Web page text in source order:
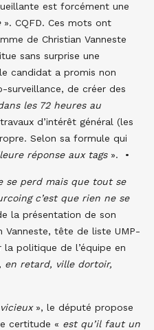
est forcément une
». CQFD. Ces mots ont
de Christian Vanneste
sans surprise une
candidat a promis non
surveillance, de créer des
les 72 heures au
d’intérêt général (les
Selon sa formule qui
réponse aux tags». •
se perd mais que tout se
c’est que rien ne se
la présentation de son
Vanneste, tête de liste UMP-
politique de l’équipe en
en retard, ville dortoir,
vicieux», le député propose
certitude « est qu’il faut un